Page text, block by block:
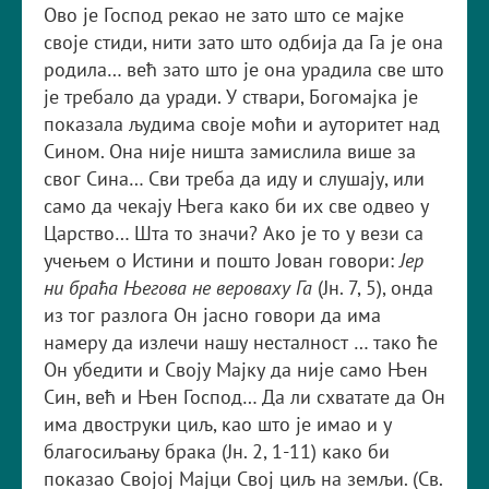
Ово је Господ рекао не зато што се мајке
своје стиди, нити зато што одбија да Га је она
родила… већ зато што је она урадила све што
је требало да уради. У ствари, Богомајка је
показала људима своје моћи и ауторитет над
Сином. Она није ништа замислила више за
свог Сина… Сви треба да иду и слушају, или
само да чекају Њега како би их све одвео у
Царство… Шта то значи? Ако је то у вези са
учењем о Истини и пошто Јован говори:Јер
ни браћа Његова не вероваху Га (Јн. 7, 5), онда
из тог разлога Он јасно говори да има
намеру да излечи нашу несталност … тако ће
Он убедити и Своју Мајку да није само Њен
Син, већ и Њен Господ… Да ли схватате да Он
има двоструки циљ, као што је имао и у
благосиљању брака (Јн. 2, 1-11) како би
показао Својој Мајци Свој циљ на земљи. (Св.